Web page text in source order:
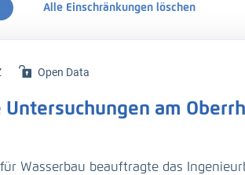
Alle Einschränkungen löschen
Open Data
Untersuchungen am
Wasserbau beauftragte das